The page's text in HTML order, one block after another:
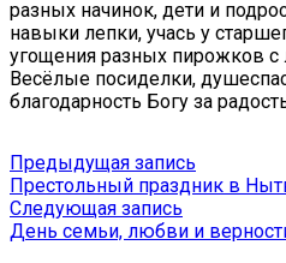
разных начинок, дети и
навыки лепки, учась у
угощения разных пирожков
Весёлые посиделки,
благодарность Богу за
Навигация
по
записям
Предыдущая запись
запись:
Престольный праздник в
Следующая запись
запись:
День семьи, любви и